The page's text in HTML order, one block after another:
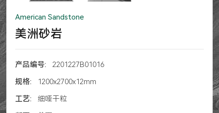
American Sandstone
美洲砂岩
产品编号:
2201227B01016
规格:
1200x2700x12mm
工艺:
细哑干粒